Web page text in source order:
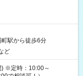
町駅から徒歩6分
ど
※定時：10:00～